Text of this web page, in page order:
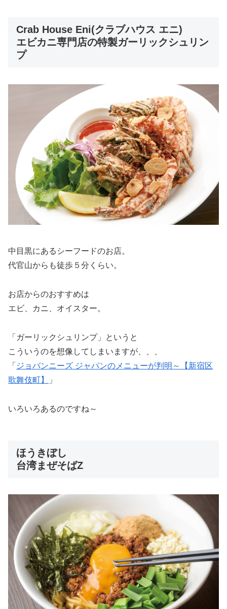
Crab House Eni(クラブハウス エニ)
エビカニ専門店の特製ガーリックシュリン
プ
中目黒にあるシーフードのお店。
代官山からも徒歩５分くらい。
お店からのおすすめは
エビ、カニ、オイスター。
「ガーリックシュリンプ」というと
こういうのを想像してしまいますが、、、
「 ジョバンニーズ ジャパンのメニューが判明～【新宿区
歌舞伎町】
」
いろいろあるのですね～
ほうきぼし
台湾まぜそばZ